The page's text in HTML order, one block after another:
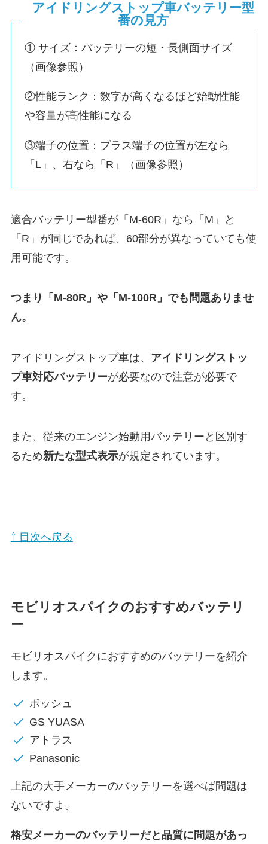
アイドリングストップ車バッテリー型
番の見方
① サイズ：バッテリーの短・長側面サイズ
（画像参照）
②性能ランク：数字が高くなるほど始動性能
や容量が高性能になる
③端子の位置：プラス端子の位置が左なら
「L」、右なら「R」（画像参照）
適合バッテリー型番が「M-60R」なら「M」と
「R」が同じであれば、60部分が異なっていても使
用可能です。
つまり「M-80R」や「M-100R」でも問題ありませ
ん。
アイドリングストップ車は、 アイドリングストッ
プ車対応バッテリーが必要なので注意が必要で
す。
また、従来のエンジン始動用バッテリーと区別す
るため新たな型式表示が規定されています。
⇧ 目次へ戻る
モビリオスパイクのおすすめバッテリ
ー
モビリオスパイクにおすすめのバッテリーを紹介
します。
ボッシュ
GS YUASA
アトラス
Panasonic
上記の大手メーカーのバッテリーを選べば問題は
ないですよ。
格安メーカーのバッテリーだと 品質に問題があっ